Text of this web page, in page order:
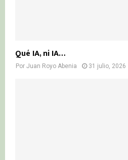
Qué IA, ni IA…
Por Juan Royo Abenia 31 julio, 2026